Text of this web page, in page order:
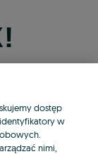
dostęp
w
nimi,